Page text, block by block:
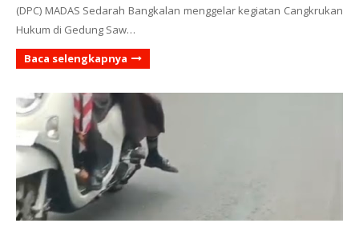
(DPC) MADAS Sedarah Bangkalan menggelar kegiatan Cangkrukan
Hukum di Gedung Saw…
Baca selengkapnya